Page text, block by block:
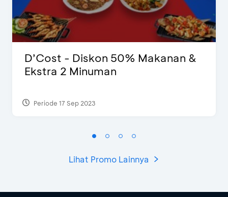
D’Cost - Diskon 50% Makanan &
Ekstra 2 Minuman
Periode 17 Sep 2023
Lihat Promo Lainnya